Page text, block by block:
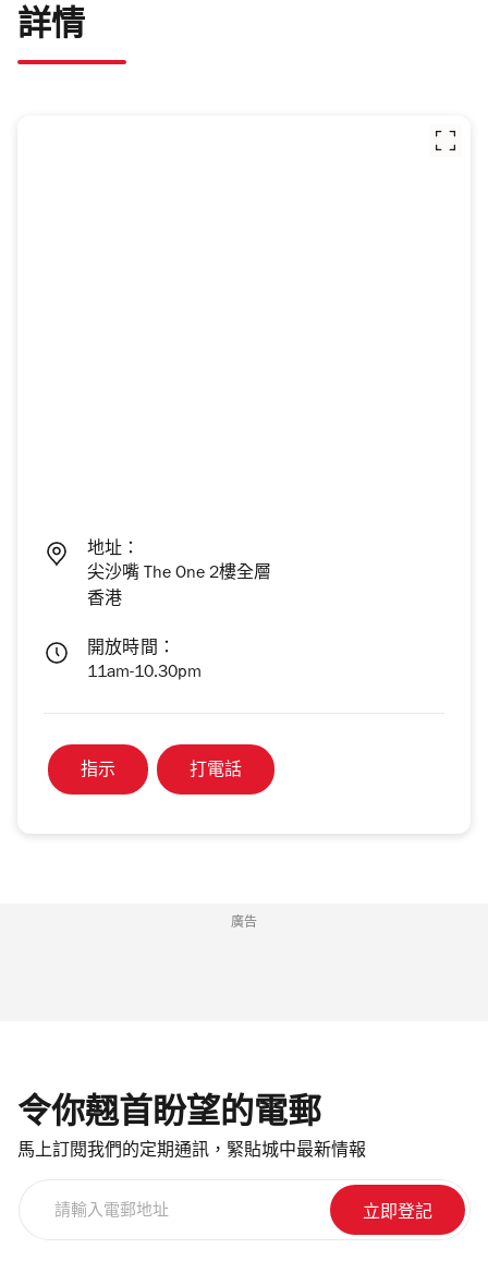
詳情
地址：
尖沙嘴 The One 2樓全層
香港
開放時間：
11am-10.30pm
指示 打電話
廣告
令你翹首盼望的電郵
馬上訂閱我們的定期通訊，緊貼城中最新情報